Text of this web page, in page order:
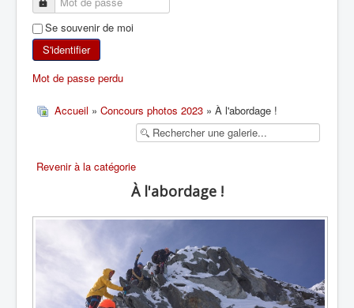
SKI DE RANDONNÉE
RANDONNÉE SPORTIVE
Se souvenir de moi
S'identifier
Mot de passe perdu
Accueil » Concours photos 2023 » À l'abordage !
Revenir à la catégorie
À l'abordage !